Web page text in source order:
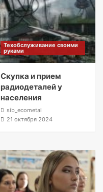
Техобслуживание своими
руками
Скупка и прием
радиодеталей у
населения
sib_ecometal
21 октября 2024